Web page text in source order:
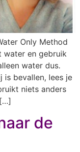
Only Method
water en gebruik
water dus.
is bevallen, lees je
niets anders
de